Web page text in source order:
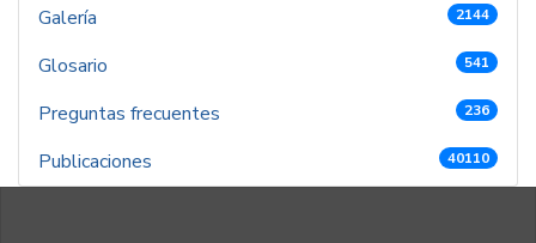
Galería 2144
Glosario 541
Preguntas frecuentes 236
Publicaciones 40110